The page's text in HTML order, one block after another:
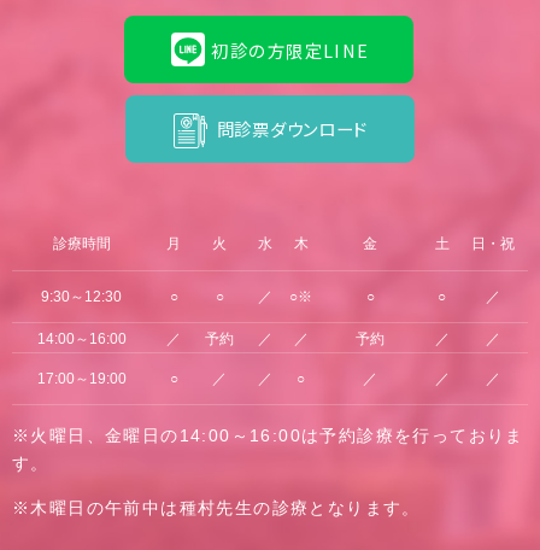
初診の方限定LINE
問診票ダウンロード
診療時間 月 火 水 木 金 土 日・祝
9:30～12:30 ○ ○ ／ ○※ ○ ○ ／
14:00～16:00 ／ 予約 ／ ／ 予約 ／ ／
17:00～19:00 ○ ／ ／ ○ ／ ／ ／
※火曜日、金曜日の14:00～16:00は予約診療を行っておりま
す。
※木曜日の午前中は種村先生の診療となります。